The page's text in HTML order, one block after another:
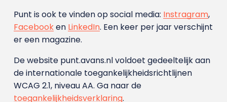
Punt is ook te vinden op social media: Instragram,
Facebooken LinkedIn. Een keer per jaar verschijnt
er een magazine.
De website punt.avans.nl voldoet gedeeltelijk aan
de internationale toegankelijkheidsrichtlijnen
WCAG 2.1, niveau AA. Ga naar de
toegankelijkheidsverklaring.